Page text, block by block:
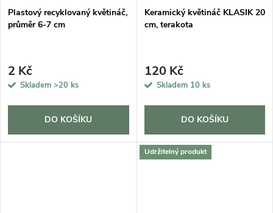
Plastový recyklovaný květináč,
průměr 6-7 cm
2 Kč
Skladem >20 ks
DO KOŠÍKU
Keramický květináč KLASIK 20
cm, terakota
120 Kč
Skladem 10 ks
DO KOŠÍKU
Udržitelný produkt